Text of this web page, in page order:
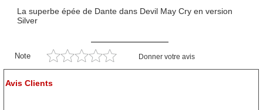
La superbe épée de Dante dans Devil May Cry en version
Silver
Note Donner votre avis
Avis Clients